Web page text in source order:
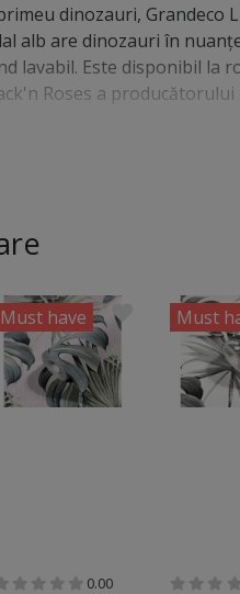
dinozauri,
alb are dinozauri în
lavabil. Este disponibil la
Roses a producătorului
Must have
0.00
Must